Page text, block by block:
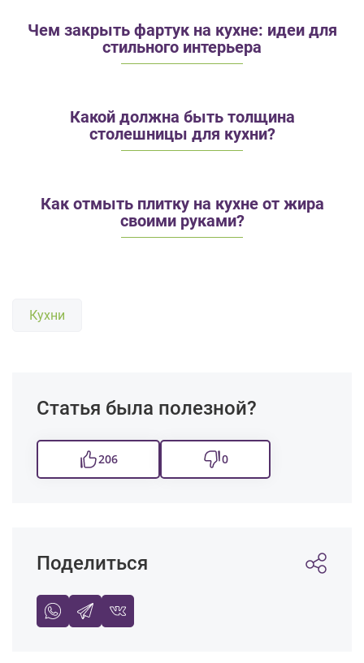
Чем закрыть фартук на кухне: идеи для
стильного интерьера
Какой должна быть толщина
столешницы для кухни?
Как отмыть плитку на кухне от жира
своими руками?
Кухни
Статья была полезной?
206 0
Поделиться